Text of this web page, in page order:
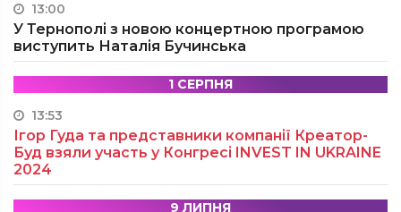
13:00
У Тернополі з новою концертною програмою
виступить Наталія Бучинська
1 СЕРПНЯ
13:53
Ігор Гуда та представники компанії Креатор-
Буд взяли участь у Конгресі INVEST IN UKRAINE
2024
9 ЛИПНЯ